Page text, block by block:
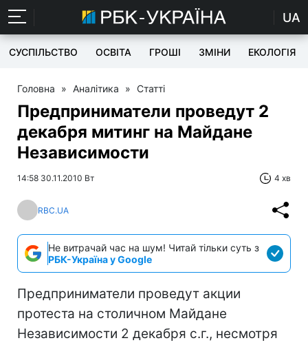
UA
СУСПІЛЬСТВО ОСВІТА ГРОШІ ЗМІНИ ЕКОЛОГІЯ
Головна » Аналітика » Статті
Предприниматели проведут 2
декабря митинг на Майдане
Независимости
14:58 30.11.2010 Вт 4 хв
RBC.UA
Не витрачай час на шум! Читай тільки суть з
РБК-Україна у Google
Предприниматели проведут акции
протеста на столичном Майдане
Независимости 2 декабря с.г., несмотря